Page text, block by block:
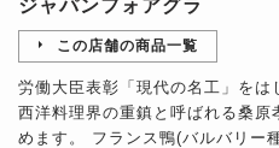
ジャパンフォアグラ
この店舗の商品一覧
労働大臣表彰「現代の名工」をは
西洋料理界の重鎮と呼ばれる桑
めます。 フランス鴨(バルバリー